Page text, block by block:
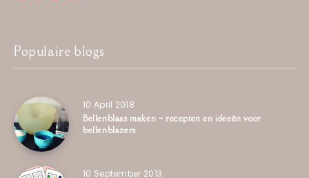
Populaire blogs
10 April 2018
Bellenblaas maken – recepten en ideeën voor
bellenblazers
10 September 2013